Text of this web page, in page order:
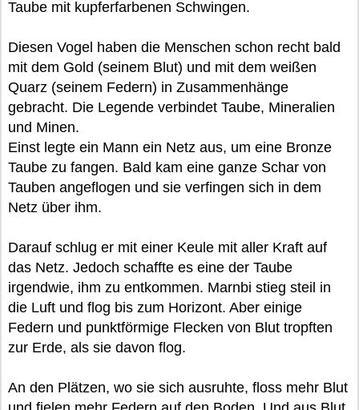
Taube mit kupferfarbenen Schwingen.
Diesen Vogel haben die Menschen schon recht bald
mit dem Gold (seinem Blut) und mit dem weißen
Quarz (seinem Federn) in Zusammenhänge
gebracht. Die Legende verbindet Taube, Mineralien
und Minen.
Einst legte ein Mann ein Netz aus, um eine Bronze
Taube zu fangen. Bald kam eine ganze Schar von
Tauben angeflogen und sie verfingen sich in dem
Netz über ihm.
Darauf schlug er mit einer Keule mit aller Kraft auf
das Netz. Jedoch schaffte es eine der Taube
irgendwie, ihm zu entkommen. Marnbi stieg steil in
die Luft und flog bis zum Horizont. Aber einige
Federn und punktförmige Flecken von Blut tropften
zur Erde, als sie davon flog.
An den Plätzen, wo sie sich ausruhte, floss mehr Blut